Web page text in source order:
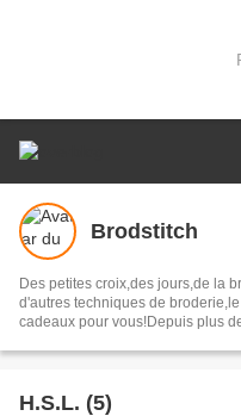
Brodstitch
Des petites croix,des jours,de la
d'autres techniques de
cadeaux pour vous!Depuis plus
H.S.L. (5)